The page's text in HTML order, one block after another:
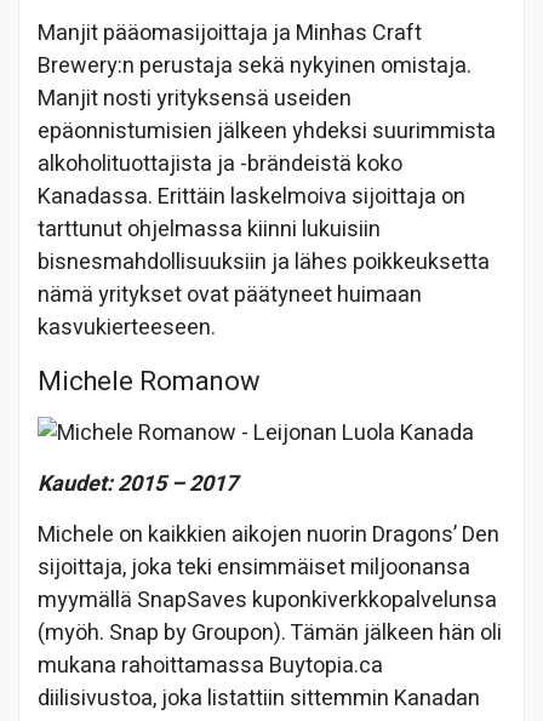
Manjit pääomasijoittaja ja Minhas Craft
Brewery:n perustaja sekä nykyinen omistaja.
Manjit nosti yrityksensä useiden
epäonnistumisien jälkeen yhdeksi suurimmista
alkoholituottajista ja -brändeistä koko
Kanadassa. Erittäin laskelmoiva sijoittaja on
tarttunut ohjelmassa kiinni lukuisiin
bisnesmahdollisuuksiin ja lähes poikkeuksetta
nämä yritykset ovat päätyneet huimaan
kasvukierteeseen.
Michele Romanow
Kaudet: 2015 – 2017
Michele on kaikkien aikojen nuorin Dragons’ Den
sijoittaja, joka teki ensimmäiset miljoonansa
myymällä SnapSaves kuponkiverkkopalvelunsa
(myöh. Snap by Groupon). Tämän jälkeen hän oli
mukana rahoittamassa Buytopia.ca
diilisivustoa, joka listattiin sittemmin Kanadan